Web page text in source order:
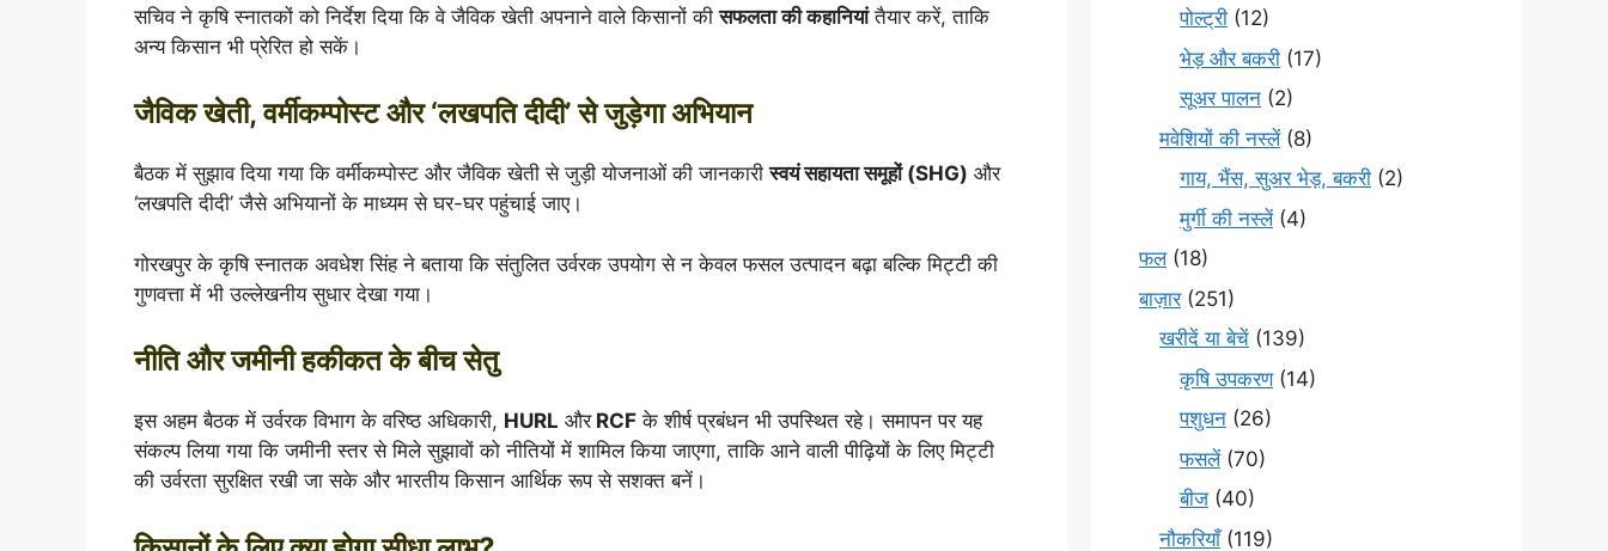
सचिव ने कृषि स्नातकों को निर्देश दिया कि वे जैविक खेती अपनाने वाले किसानों कीसफलता की कहानियांतैयार करें, ताकि
अन्य किसान भी प्रेरित हो सकें।
जैविक खेती, वर्मीकम्पोस्ट और ‘लखपति दीदी’ से जुड़ेगा अभियान
बैठक में सुझाव दिया गया कि वर्मीकम्पोस्ट और जैविक खेती से जुड़ी योजनाओं की जानकारीस्वयं सहायता समूहों (SHG) और
‘लखपति दीदी’ जैसे अभियानों के माध्यम से घर-घर पहुंचाई जाए।
गोरखपुर के कृषि स्नातक अवधेश सिंह ने बताया कि संतुलित उर्वरक उपयोग से न केवल फसल उत्पादन बढ़ा बल्कि मिट्टी की
गुणवत्ता में भी उल्लेखनीय सुधार देखा गया।
नीति और जमीनी हकीकत के बीच सेतु
इस अहम बैठक में उर्वरक विभाग के वरिष्ठ अधिकारी, HURL औरRCF के शीर्ष प्रबंधन भी उपस्थित रहे। समापन पर यह
संकल्प लिया गया कि जमीनी स्तर से मिले सुझावों को नीतियों में शामिल किया जाएगा, ताकि आने वाली पीढ़ियों के लिए मिट्टी
की उर्वरता सुरक्षित रखी जा सके और भारतीय किसान आर्थिक रूप से सशक्त बनें।
पोल्ट्री (12)
भेड़ और बकरी (17)
सूअर पालन (2)
मवेशियों की नस्लें(8)
गाय, भैंस, सुअर भेड़, बकरी (2)
मुर्गी की नस्लें(4)
फल(18)
बाज़ार(251)
खरीदें या बेचें (139)
कृषि उपकरण(14)
पशुधन (26)
फसलें(70)
बीज (40)
नौकरियाँ(119)